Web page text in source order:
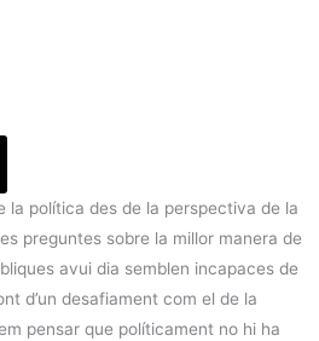
la política des de la perspectiva de la
preguntes sobre la millor manera de
avui dia semblen incapaces de
d’un desafiament com el de la
pensar que políticament no hi ha